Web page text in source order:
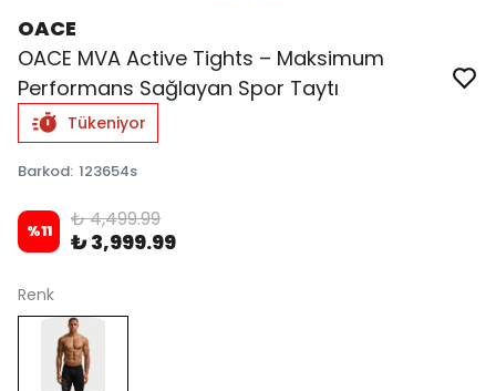
OACE
OACE MVA Active Tights – Maksimum
Performans Sağlayan Spor Taytı
Tükeniyor
Barkod: 123654s
%11 ₺ 4,499.99
₺ 3,999.99
Renk